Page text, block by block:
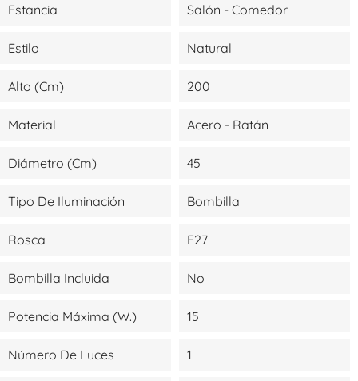
Estancia Salón - Comedor
Estilo Natural
Alto (cm) 200
Material Acero - Ratán
Diámetro (cm) 45
Tipo De Iluminación Bombilla
Rosca E27
Bombilla Incluida No
Potencia Máxima (W.) 15
Número De Luces 1